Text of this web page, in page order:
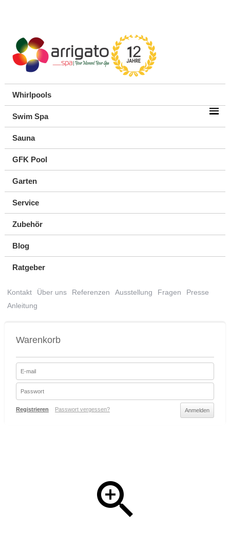
Whirlpools
Swim Spa
Sauna
GFK Pool
Garten
Service
Zubehör
Blog
Ratgeber
Kontakt Über uns Referenzen Ausstellung Fragen
Presse
Anleitung
Warenkorb
Registrieren Passwort vergessen?